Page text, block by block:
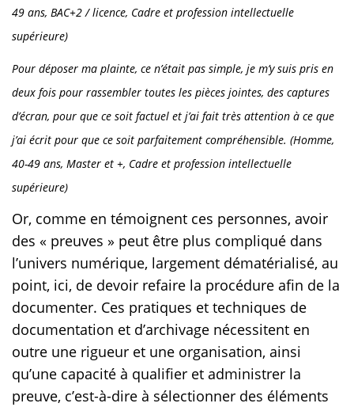
49 ans, BAC+2 / licence, Cadre et profession intellectuelle
supérieure)
Pour déposer ma plainte, ce n’était pas simple, je m’y suis pris en
deux fois pour rassembler toutes les pièces jointes, des captures
d’écran, pour que ce soit factuel et j’ai fait très attention à ce que
j’ai écrit pour que ce soit parfaitement compréhensible. (Homme,
40-49 ans, Master et +, Cadre et profession intellectuelle
supérieure)
Or, comme en témoignent ces personnes, avoir
des « preuves » peut être plus compliqué dans
l’univers numérique, largement dématérialisé, au
point, ici, de devoir refaire la procédure afin de la
documenter. Ces pratiques et techniques de
documentation et d’archivage nécessitent en
outre une rigueur et une organisation, ainsi
qu’une capacité à qualifier et administrer la
preuve, c’est-à-dire à sélectionner des éléments